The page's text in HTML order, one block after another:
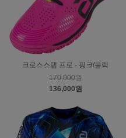
크로스스텝 프로 - 핑크/블랙
170,000원
136,000원